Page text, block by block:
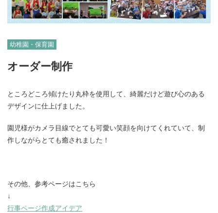
幼稚園・保育園
オーダー制作
ところどころ傾けたり丸枠を使用して、綺麗だけど遊び心のある
デザインに仕上げました。
園児様がカメラ目線でとても可愛い笑顔を向けてくれていて、制
作しながらとても癒されました！
その他、参考ページはこちら
↓
行事ページ作成アイデア
06-6131-2205
営業時間 9:30~18:30 (土日祝休み)